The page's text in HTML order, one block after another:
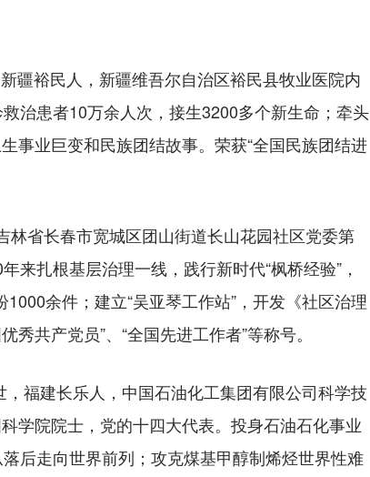
裕民人，新疆维吾尔自治区裕民县牧业医院内
治患者10万余人次，接生3200多个新生命；牵头
事业巨变和民族团结故事。荣获“全国民族团结进
省长春市宽城区团山街道长山花园社区党委第
扎根基层治理一线，践行新时代“枫桥经验”，
余件；建立“吴亚琴工作站”，开发《社区治理
共产党员”、“全国先进工作者”等称号。
福建长乐人，中国石油化工集团有限公司科学技
学院院士，党的十四大代表。投身石油石化事业
后走向世界前列；攻克煤基甲醇制烯烃世界性难